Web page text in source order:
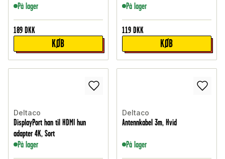
På lager
189 DKK
KØB
På lager
119 DKK
KØB
Deltaco
DisplayPort han til HDMI hun
adapter 4K, Sort
På lager
Deltaco
Antennkabel 3m, Hvid
På lager